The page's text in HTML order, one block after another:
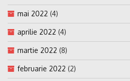
mai 2022 (4)
aprilie 2022 (4)
martie 2022 (8)
februarie 2022 (2)